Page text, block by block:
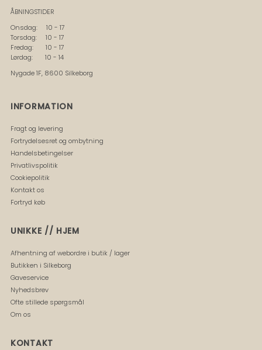
ÅBNINGSTIDER
Onsdag: 10 - 17
Torsdag: 10 - 17
Fredag: 10 - 17
Lørdag: 10 - 14
Nygade 1F, 8600 Silkeborg
INFORMATION
Fragt og levering
Fortrydelsesret og ombytning
Handelsbetingelser
Privatlivspolitik
Cookiepolitik
Kontakt os
Fortryd køb
UNIKKE // HJEM
Afhentning af webordre i butik / lager
Butikken i Silkeborg
Gaveservice
Nyhedsbrev
Ofte stillede spørgsmål
Om os
KONTAKT